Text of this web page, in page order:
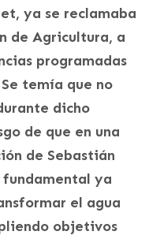
ya se reclamaba
de Agricultura, a
programadas
temía que no
dicho
de que en una
de Sebastián
ya
el agua
objetivos